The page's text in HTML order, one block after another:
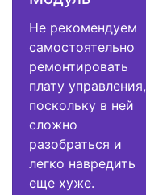
Не рекомендуем
самостоятельно
ремонтировать
плату управления,
поскольку в ней
сложно
разобраться и
легко навредить
еще хуже.